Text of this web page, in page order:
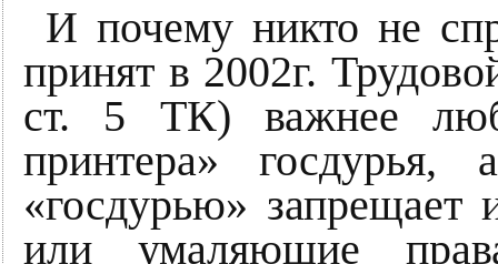
И почему никто не
принят в 2002г.
ст. 5 ТК) важнее
принтера»
«госдурью» запрещает
или умаляющие